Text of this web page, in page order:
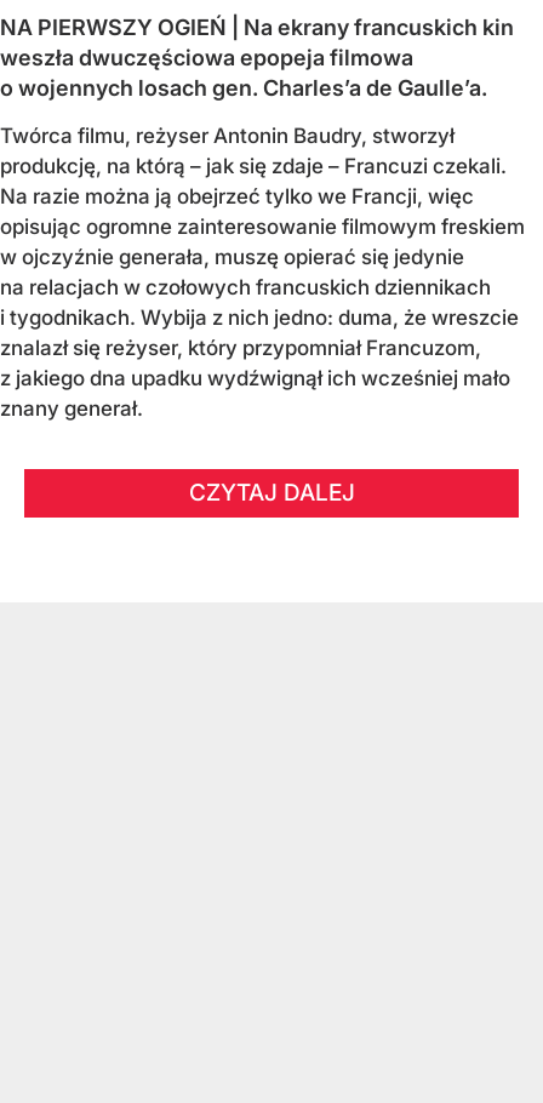
NA PIERWSZY OGIEŃ | Na ekrany francuskich kin
weszła dwuczęściowa epopeja filmowa
o wojennych losach gen. Charles’a de Gaulle’a.
Twórca filmu, reżyser Antonin Baudry, stworzył
produkcję, na którą – jak się zdaje – Francuzi czekali.
Na razie można ją obejrzeć tylko we Francji, więc
opisując ogromne zainteresowanie filmowym freskiem
w ojczyźnie generała, muszę opierać się jedynie
na relacjach w czołowych francuskich dziennikach
i tygodnikach. Wybija z nich jedno: duma, że wreszcie
znalazł się reżyser, który przypomniał Francuzom,
z jakiego dna upadku wydźwignął ich wcześniej mało
znany generał.
CZYTAJ DALEJ